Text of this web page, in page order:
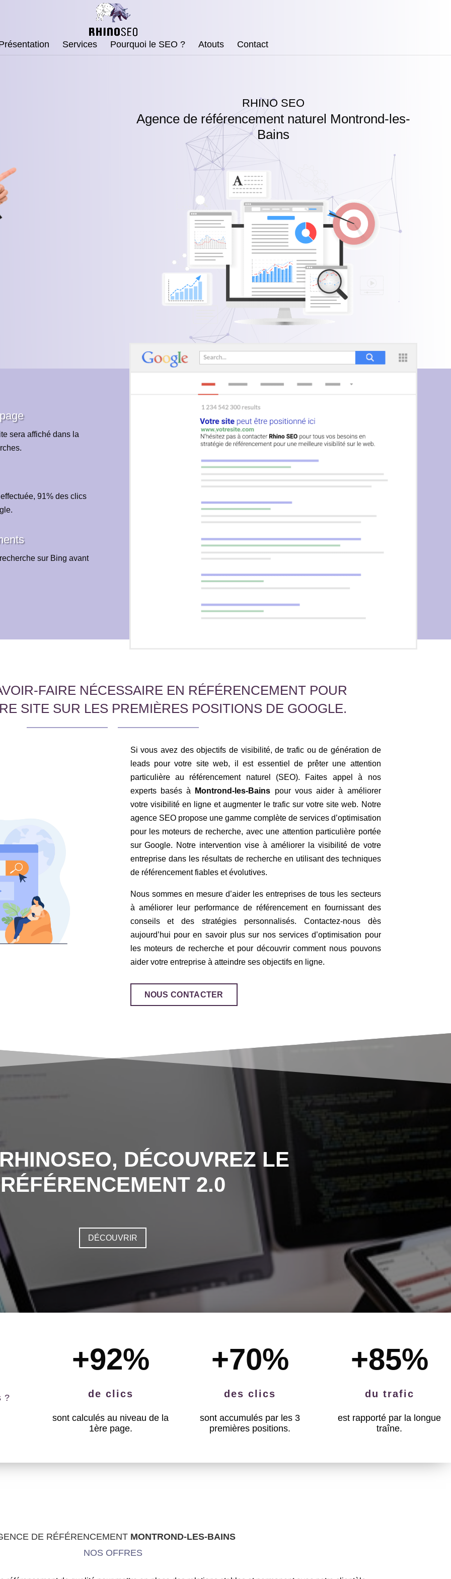
Services Pourquoi le SEO ? Atouts Contact
RHINO SEO
Agence de référencement naturel Montrond-les-
Bains
sera affiché dans la
91% des clics
sur Bing avant
FAIRE NÉCESSAIRE EN RÉFÉRENCEMENT POUR
SITE SUR LES PREMIÈRES POSITIONS DE GOOGLE.
Si vous avez des objectifs de visibilité, de trafic ou de génération de
leads pour votre site web, il est essentiel de prêter une attention
particulière au référencement naturel (SEO). Faites appel à nos
experts basés à
Montrond-les-Bains pour vous aider à améliorer
votre visibilité en ligne et augmenter le trafic sur votre site web. Notre
agence SEO propose une gamme complète de services d’optimisation
pour les moteurs de recherche, avec une attention particulière portée
sur Google. Notre intervention vise à améliorer la visibilité de votre
entreprise dans les résultats de recherche en utilisant des techniques
de référencement fiables et évolutives.
Nous sommes en mesure d’aider les entreprises de tous les secteurs
à améliorer leur performance de référencement en fournissant des
conseils et des stratégies personnalisés. Contactez-nous dès
aujourd’hui pour en savoir plus sur nos services d’optimisation pour
les moteurs de recherche et pour découvrir comment nous pouvons
aider votre entreprise à atteindre ses objectifs en ligne.
NOUS CONTACTER
DÉCOUVREZ LE
RÉFÉRENCEMENT 2.0
DÉCOUVRIR
?
+92%
de clics
sont calculés au niveau de la
1ère page.
+70%
des clics
sont accumulés par les 3
premières positions.
+85%
du trafic
est rapporté par la longue
traîne.
DE RÉFÉRENCEMENT MONTROND-LES-BAINS
NOS OFFRES